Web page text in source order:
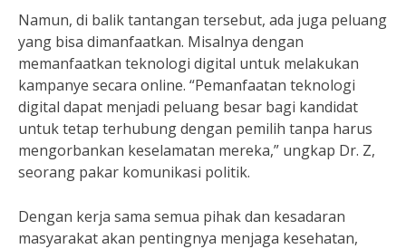
Namun, di balik tantangan tersebut, ada juga peluang
yang bisa dimanfaatkan. Misalnya dengan
memanfaatkan teknologi digital untuk melakukan
kampanye secara online. “Pemanfaatan teknologi
digital dapat menjadi peluang besar bagi kandidat
untuk tetap terhubung dengan pemilih tanpa harus
mengorbankan keselamatan mereka,” ungkap Dr. Z,
seorang pakar komunikasi politik.
Dengan kerja sama semua pihak dan kesadaran
masyarakat akan pentingnya menjaga kesehatan,